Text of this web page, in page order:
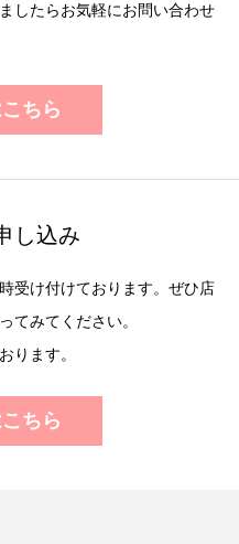
したらお気軽にお問い合わせ
ちら
し込み
受け付けております。ぜひ店
てみてください。
ります。
ちら